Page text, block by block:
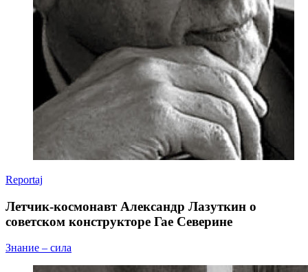
Reportaj
Летчик-космонавт Александр Лазуткин о
советском конструкторе Гае Северине
Знание – сила